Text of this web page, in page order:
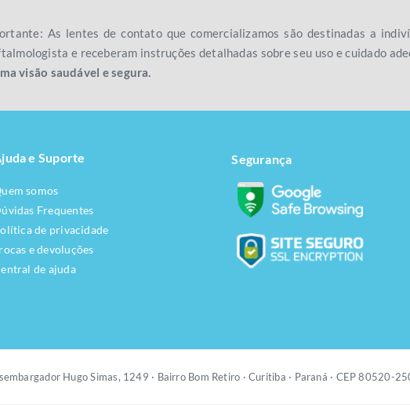
As lentes de contato que comercializamos são destinadas a
e receberam instruções detalhadas sobre seu uso e cuidado
visão saudável e segura.
e Suporte
somos
Frequentes
de privacidade
e devoluções
de ajuda
Segurança
Hugo Simas, 1249 · Bairro Bom Retiro · Curitiba · Paraná · CEP 80520-